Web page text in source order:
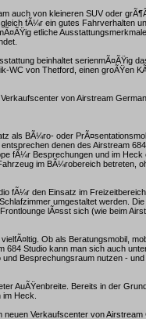
auch von kleineren SUV oder
fÃ¼r ein gutes Fahrverhalten
etliche
beinhaltet serienmÃ¤ÃŸig
WC von Thetford, einen groÃŸen
von Airstream
als BÃ¼ro- oder
denen des Airstream
fÃ¼r Besprechungen und im Heck
im BÃ¼robereich betreten,
fÃ¼r den Einsatz im
umgestaltet werden.
lÃ¤sst sich (wie beim
Ob als Beratungsmobil,
Studio kann man sich auch
Besprechungsraum nutzen - und
AuÃŸenbreite. Bereits in der
Heck.
Verkaufscenter von